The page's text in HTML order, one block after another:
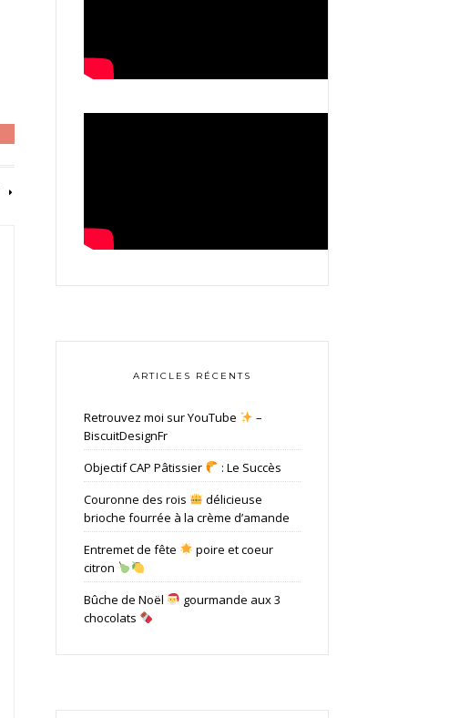
ARTICLES RÉCENTS
Retrouvez moi sur YouTube
–
BiscuitDesignFr
Objectif CAP Pâtissier
: Le Succès
Couronne des rois
délicieuse
brioche fourrée à la crème d’amande
Entremet de fête
poire et coeur
citron
Bûche de Noël
gourmande aux 3
chocolats